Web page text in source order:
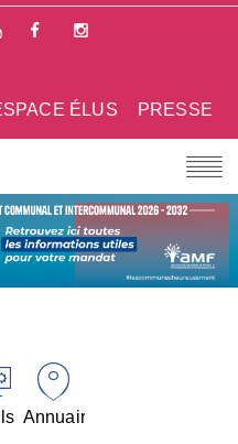
PRESSE
ÉLUS
Annuaires